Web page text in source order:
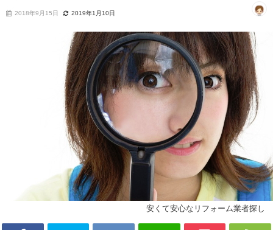
2018年9月15日 2019年1月10日
安くて安心なリフォーム業者探し